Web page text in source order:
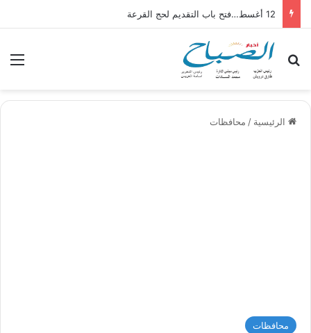
12 أغسط…فتح باب التقديم لحج القرعة
بحث عن
الرئيسية / محافظات
محافظات